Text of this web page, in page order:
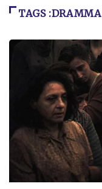
TAGS :DRAMMA